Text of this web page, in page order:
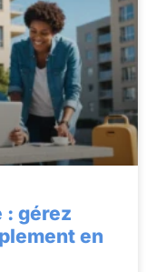
: gérez
en